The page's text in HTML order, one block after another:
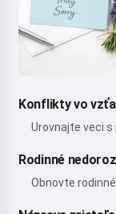
Konflikty vo
Urovnajte veci
Rodinné
Obnovte